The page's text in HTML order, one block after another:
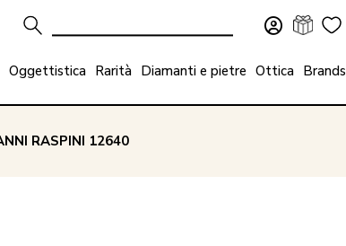
Oggettistica Rarità Diamanti e pietre Ottica Brands
RASPINI 12640